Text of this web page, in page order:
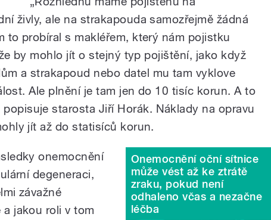
živly, ale na strakapouda samozřejmě žádná
to probíral s makléřem, který nám pojistku
by mohlo jít o stejný typ pojištění, jako když
a strakapoud nebo datel mu tam vyklove
Ale plnění je tam jen do 10 tisíc korun. A to
starosta Jiří Horák. Náklady na opravu
jít až do statisíců korun.
Onemocnění oční sítnice
může vést až ke ztrátě
zraku, pokud není
odhaleno včas a nezačne
léčba
onemocnění
degeneraci,
závažné
jakou roli v tom